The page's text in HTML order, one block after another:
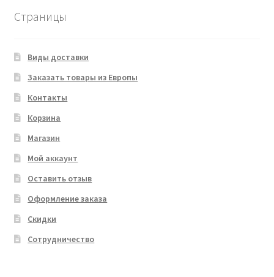
Страницы
Виды доставки
Заказать товары из Европы
Контакты
Корзина
Магазин
Мой аккаунт
Оставить отзыв
Оформление заказа
Скидки
Сотрудничество